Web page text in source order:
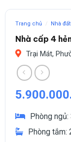
Trang chủ / Nhà
Nhà cấp 4
Trại Mát,
Phòng ngủ:
Phòng tắm: